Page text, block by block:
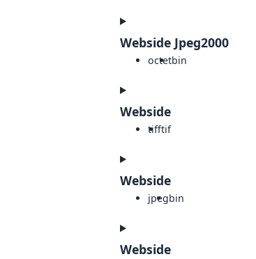
Webside Jpeg2000
octetbin
Webside
tifftif
Webside
jpegbin
Webside